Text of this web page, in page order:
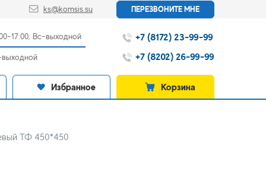
ks@komsis.su ПЕРЕЗВОНИТЕ МНЕ
17:00; Вс-выходной
+7 (8172) 23-99-99
+7 (8202) 26-99-99
Избранное Корзина
ТФ 450*450